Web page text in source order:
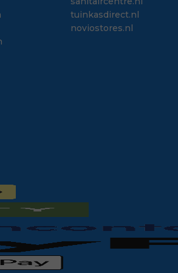
tuinkasdirect.nl
noviostores.nl